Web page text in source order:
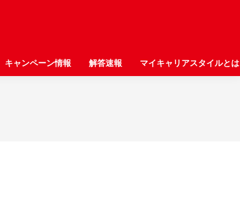
キャンペーン情報 解答速報 マイキャリアスタイルとは
キャンペーン情報 解答速報 マイキャリアスタイルとは